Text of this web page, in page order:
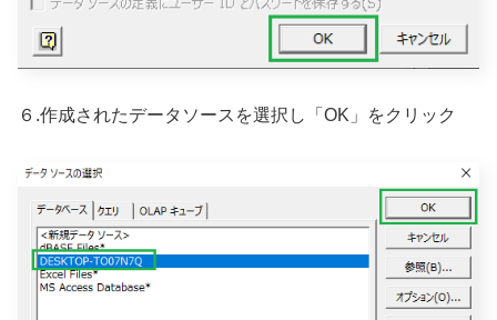
６.作成されたデータソースを選択し「OK」をクリック